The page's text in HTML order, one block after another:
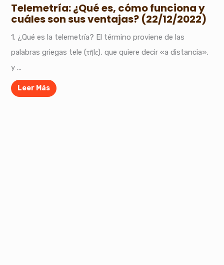
Telemetría: ¿Qué es, cómo funciona y
cuáles son sus ventajas? (22/12/2022)
1. ¿Qué es la telemetría? El término proviene de las
palabras griegas tele (τῆlε), que quiere decir «a distancia»,
y ...
Leer Más